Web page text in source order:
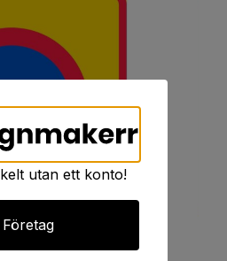
utan ett konto!
Företag